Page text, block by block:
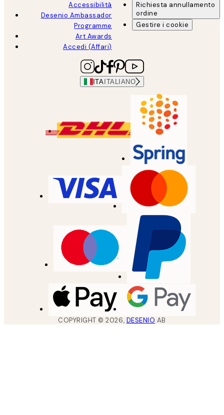
Accessibilità
Desenio Ambassador
Programme
Art Awards
Accedi (Affari)
Richiesta annullamento
ordine
Gestire i cookie
ITA ITALIANO
COPYRIGHT ©2026, DESENIO AB